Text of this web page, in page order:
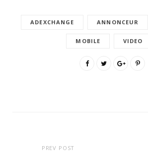
ADEXCHANGE ANNONCEUR
MOBILE VIDEO
PREV POST